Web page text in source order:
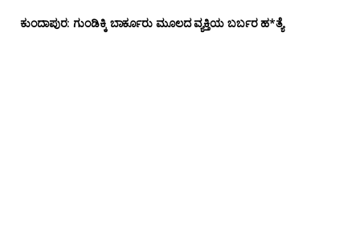
ಕುಂದಾಪುರ: ಗುಂಡಿಕ್ಕಿ ಬಾರ್ಕೂರು‌ ಮೂಲದ ವ್ಯಕ್ತಿಯ ಬರ್ಬರ ಹ*ತ್ಯೆ